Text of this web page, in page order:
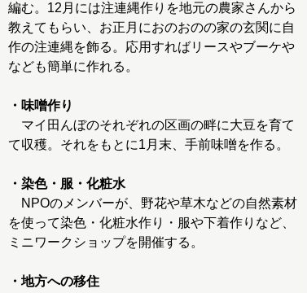
編む。12月には注連縄作りを地元の農家さんから
教えてもらい、お正月におのおのの家の玄関に自
作の注連縄を飾る。応用すればリースやブーケや
なども簡単に作れる。
・味噌作り
マイ田んぼのそれぞれの区画の畔に大豆を育て
て収穫。それをもとに1月末、手前味噌を作る。
・染色・服・化粧水
NPOのメンバーが、野花や草木などの自然素材
を使って染色・化粧水作り・服や下着作りなど、
ミニワークショップを開催する。
・地方への移住